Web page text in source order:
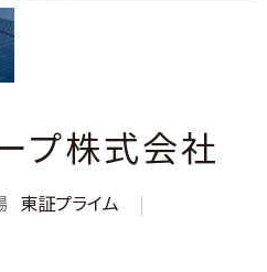
プ株式会社
東証プライム